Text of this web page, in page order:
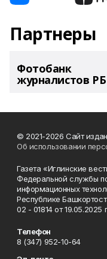
Партнеры
Фотобанк
журналистов РБ
© 2021-2026 Сайт
Об использовании
Газета «Иглинские
Федеральной службы
информационных
Республике
02 - 01814 от 19.05.2025
Телефон
8 (347) 952-10-64